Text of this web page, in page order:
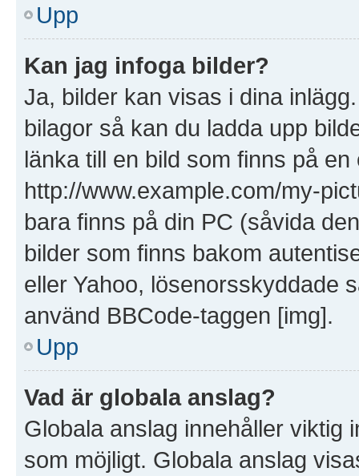
Upp
Kan jag infoga bilder?
Ja, bilder kan visas i dina
bilagor så kan du ladda upp
länka till en bild som finns på
http://www.example.com/my-
bara finns på din PC (såvida
bilder som finns bakom
eller Yahoo, lösenorsskyddade
använd BBCode-taggen [img].
Upp
Vad är globala anslag?
Globala anslag innehåller viktig
som möjligt. Globala anslag